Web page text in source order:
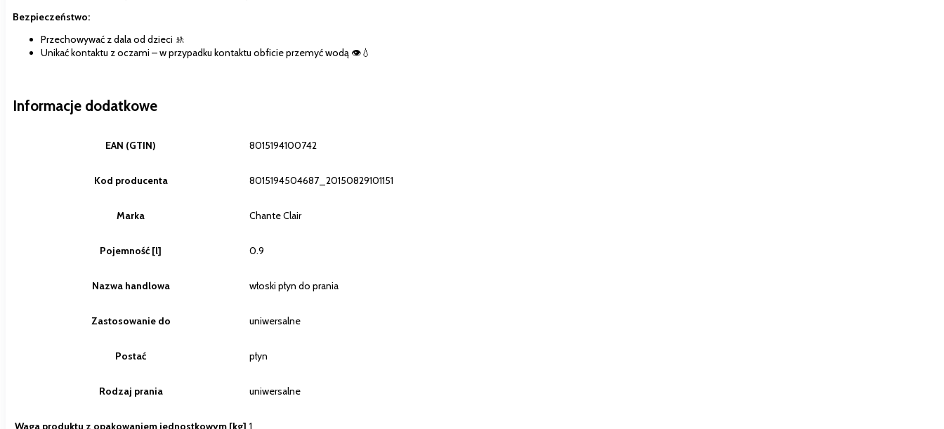
Bezpieczeństwo:
Przechowywać z dala od dzieci 🚸
Unikać kontaktu z oczami – w przypadku kontaktu obficie przemyć wodą 👁️💧
Informacje dodatkowe
EAN (GTIN) 8015194100742
Kod producenta 8015194504687_20150829101151
Marka Chante Clair
Pojemność [l] 0.9
Nazwa handlowa włoski płyn do prania
Zastosowanie do uniwersalne
Postać płyn
Rodzaj prania uniwersalne
Waga produktu z opakowaniem jednostkowym [kg] 1